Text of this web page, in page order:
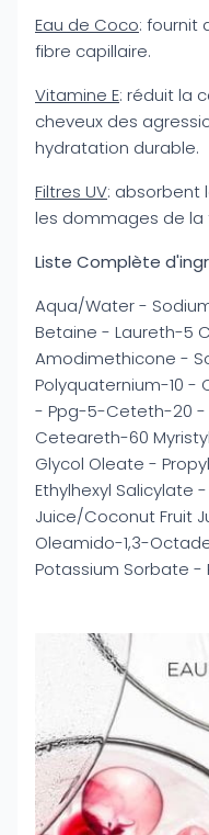
Eau de Coco: fournit
fibre capillaire.
Vitamine E: réduit la
cheveux des
hydratation durable.
Filtres UV: absorbent
les dommages de la
Liste Complète
Aqua/Water -
Betaine - Laureth-5
Amodimethicone -
Polyquaternium-10 -
- Ppg-5-Ceteth-20 -
Ceteareth-60
Glycol Oleate -
Ethylhexyl Salicylate
Juice/Coconut Fruit
Oleamido-1,3-
Potassium Sorbate -